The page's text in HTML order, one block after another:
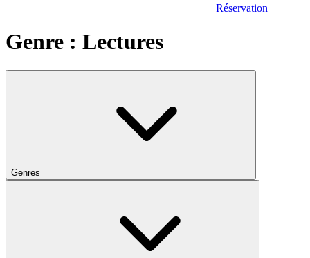
Réservation
Genre : Lectures
Genres